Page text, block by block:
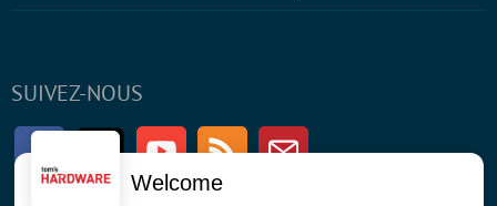
SUIVEZ-NOUS
FacebookTwitter Youtube RSS Newsletter
Welcome